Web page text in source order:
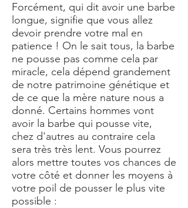
Forcément, qui dit avoir une barbe
longue, signifie que vous allez
devoir prendre votre mal en
patience ! On le sait tous, la barbe
ne pousse pas comme cela par
miracle, cela dépend grandement
de notre patrimoine génétique et
de ce que la mère nature nous a
donné. Certains hommes vont
avoir la barbe qui pousse vite,
chez d'autres au contraire cela
sera très très lent. Vous pourrez
alors mettre toutes vos chances de
votre côté et donner les moyens à
votre poil de pousser le plus vite
possible :